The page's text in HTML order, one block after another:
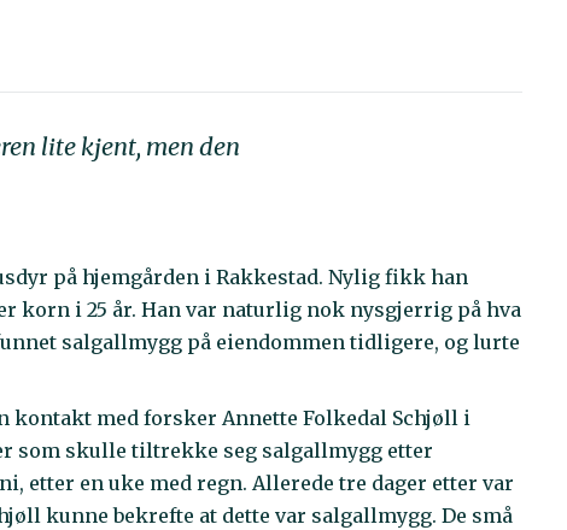
lite kjent, men den
på hjemgården i Rakkestad. Nylig fikk han
korn i 25 år. Han var naturlig nok nysgjerrig på hva
salgallmygg på eiendommen tidligere, og lurte
med forsker Annette Folkedal Schjøll i
som skulle tiltrekke seg salgallmygg etter
etter en uke med regn. Allerede tre dager etter var
kunne bekrefte at dette var salgallmygg. De små